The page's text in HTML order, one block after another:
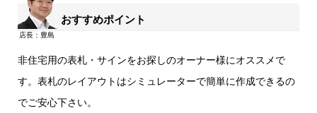
おすすめポイント
非住宅用の表札・サインをお探しのオーナー様にオススメで
す。表札のレイアウトはシミュレーターで簡単に作成できるの
でご安心下さい。